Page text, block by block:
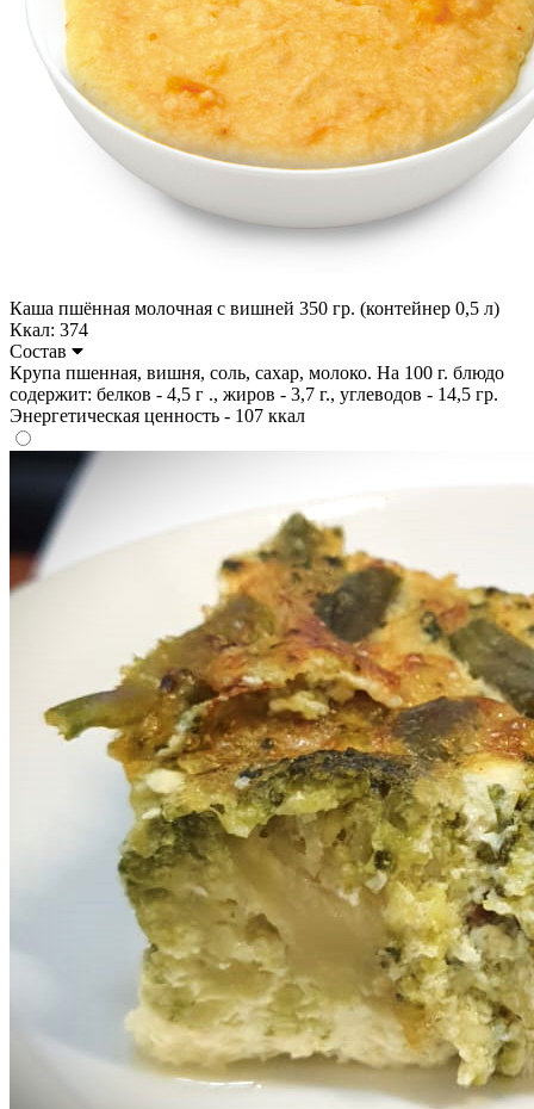
Каша пшённая молочная с вишней 350 гр. (контейнер 0,5 л)
Ккал: 374
Состав
Крупа пшенная, вишня, соль, сахар, молоко. На 100 г. блюдо
содержит: белков - 4,5 г ., жиров - 3,7 г., углеводов - 14,5 гр.
Энергетическая ценность - 107 ккал